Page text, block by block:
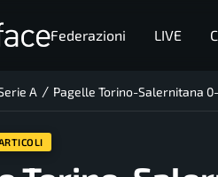
Federazioni LIVE
A / Pagelle Torino-Salernitana